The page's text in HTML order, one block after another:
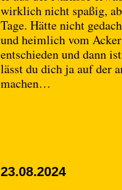
wirklich nicht spaßig,
Tage. Hätte nicht
und heimlich vom
entschieden und dann
lässt du dich ja auf der
machen…
23.08.2024